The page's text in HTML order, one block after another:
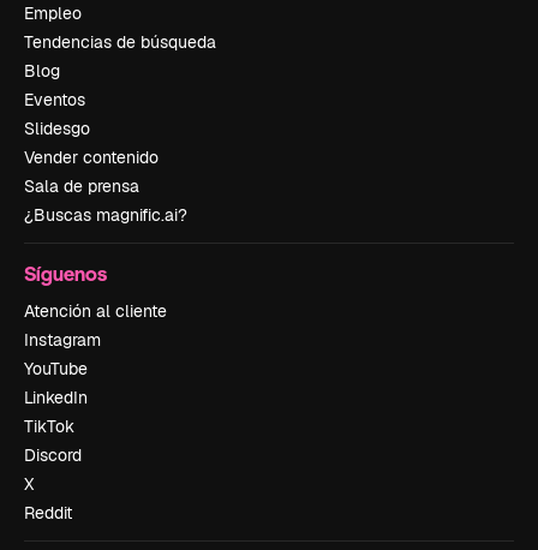
Empleo
Tendencias de búsqueda
Blog
Eventos
Slidesgo
Vender contenido
Sala de prensa
¿Buscas magnific.ai?
Síguenos
Atención al cliente
Instagram
YouTube
LinkedIn
TikTok
Discord
X
Reddit